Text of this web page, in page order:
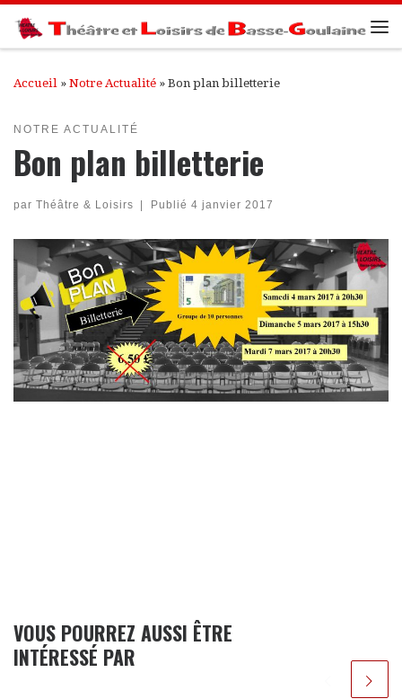
Passer au contenu
Accueil » Notre Actualité » Bon plan billetterie
NOTRE ACTUALITÉ
Bon plan billetterie
par Théâtre & Loisirs | Publié 4 janvier 2017
VOUS POURREZ AUSSI ÊTRE
INTÉRESSÉ PAR